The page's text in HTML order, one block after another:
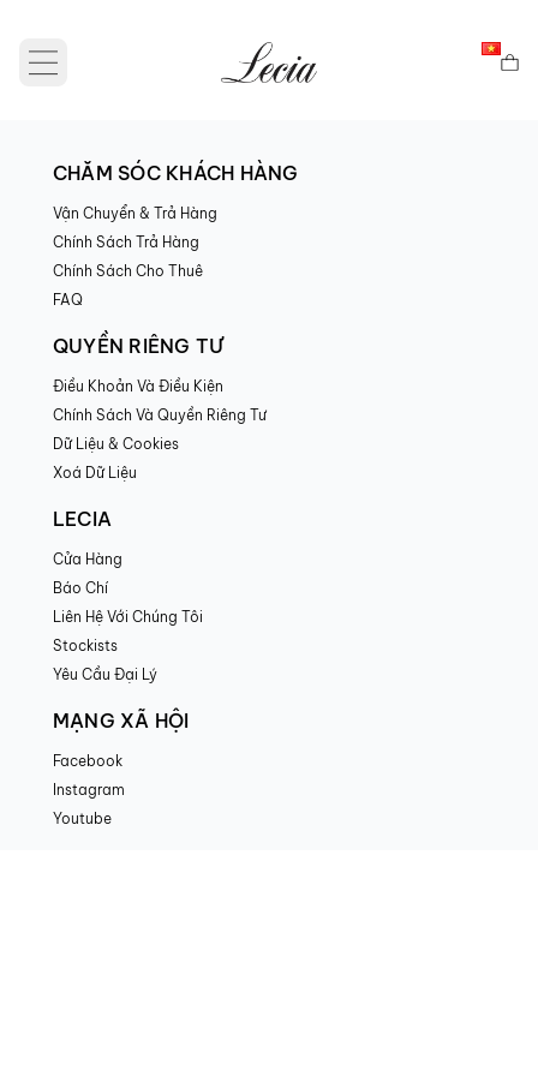
Open main menu
CHĂM SÓC KHÁCH HÀNG
Vận Chuyển & Trả Hàng
Chính Sách Trả Hàng
Chính Sách Cho Thuê
FAQ
QUYỀN RIÊNG TƯ
Điều Khoản Và Điều Kiện
Chính Sách Và Quyền Riêng Tư
Dữ Liệu & Cookies
Xoá Dữ Liệu
LECIA
Cửa Hàng
Báo Chí
Liên Hệ Với Chúng Tôi
Stockists
Yêu Cầu Đại Lý
MẠNG XÃ HỘI
Facebook
Instagram
Youtube